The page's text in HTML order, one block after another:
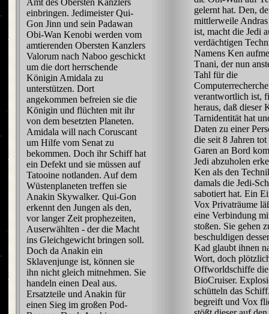
einbringen. Jedimeister Qui-
Gon Jinn und sein Padawan
Obi-Wan Kenobi werden vom
amtierenden Obersten Kanzlers
Valorum nach Naboo geschickt
um die dort herrschende
Königin Amidala zu
unterstützen. Dort
angekommen befreien sie die
Königin und flüchten mit ihr
von dem besetzten Planeten.
Amidala will nach Coruscant
um Hilfe vom Senat zu
bekommen. Doch ihr Schiff hat
ein Defekt und sie müssen auf
Tatooine notlanden. Auf dem
Wüstenplaneten treffen sie
Anakin Skywalker. Qui-Gon
erkennt den Jungen als den,
vor langer Zeit prophezeiten,
Auserwählten - der die Macht
ins Gleichgewicht bringen soll.
Doch da Anakin ein
Sklavenjunge ist, können sie
ihn nicht gleich mitnehmen. Sie
handeln einen Deal aus.
Ersatzteile und Anakin für
einen Sieg im großen Pod-
gelernt hat. Den,
mittlerweile
ist, macht die Jedi
verdächtigen
Namens Ken
Tnani, der nun
Tahl für die
Computerrecherche
verantwortlich ist,
heraus, daß dieser
Tarnidentität hat
Daten zu einer
die seit 8 Jahren
Garen an Bord
Jedi abzuholen
Ken als den
damals die Jedi-
sabotiert hat. Ein
Vox Privaträume
eine Verbindung
stoßen. Sie gehen
beschuldigen
Kad glaubt ihnen
Wort, doch
Offworldschiffe die
BioCruiser.
schütteln das
begreift und Vox